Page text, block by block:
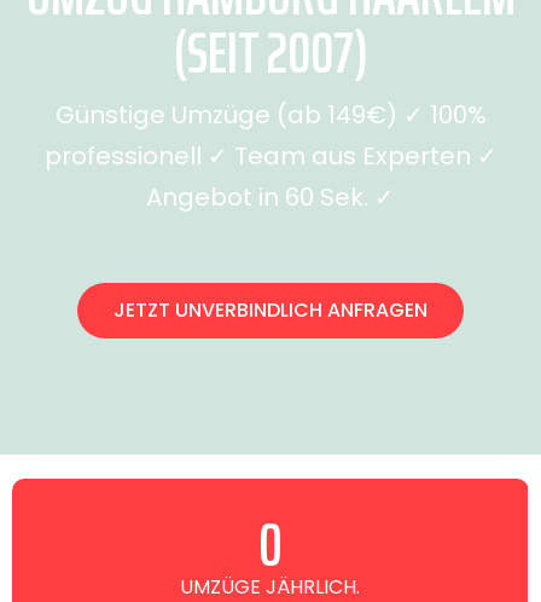
(SEIT 2007)
Günstige Umzüge (ab 149€) ✓ 100%
professionell ✓ Team aus Experten ✓
Angebot in 60 Sek. ✓
JETZT UNVERBINDLICH ANFRAGEN
UMZÜGE JÄHRLICH.
0